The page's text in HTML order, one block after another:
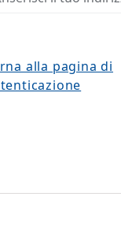
alla pagina di